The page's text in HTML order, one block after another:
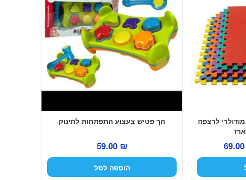
לרצפה
69.00המחיר
הנוכחי
הך פטיש צעצוע התפתחות לתינוק
59.00 ₪
הוספה לסל